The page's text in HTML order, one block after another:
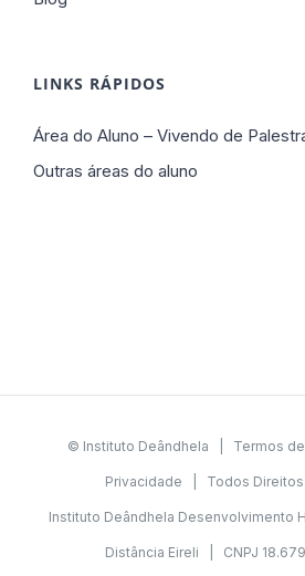
LINKS RÁPIDOS
Área do Aluno – Vivendo de
Outras áreas do aluno
© Instituto Deândhela | Termos
Privacidade | Todos Direitos
Instituto Deândhela Desenvolvimento
Distância Eireli | CNPJ